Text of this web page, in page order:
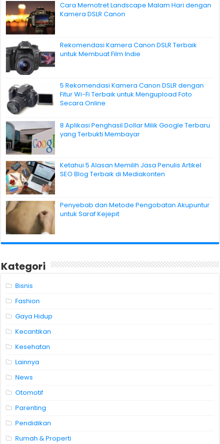
Cara Memotret Landscape Malam Hari dengan
Kamera DSLR Canon
Rekomendasi Kamera Canon DSLR Terbaik
untuk Membuat Film Indie
5 Rekomendasi Kamera Canon DSLR dengan
Fitur Wi-Fi Terbaik untuk Mengupload Foto
Secara Online
8 Aplikasi Penghasil Dollar Milik Google Terbaru
yang Terbukti Membayar
Ketahui 5 Alasan Memilih Jasa Penulis Artikel
SEO Blog Terbaik di Mediakonten
Penyebab dan Metode Pengobatan Akupuntur
untuk Saraf Kejepit
Kategori
Bisnis
Fashion
Gaya Hidup
Kecantikan
Kesehatan
Lainnya
News
Otomotif
Parenting
Pendidikan
Rumah & Properti